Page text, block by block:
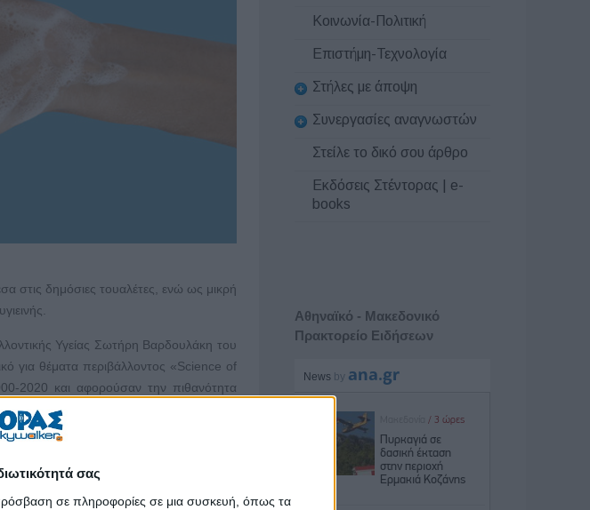
σας
σε πληροφορίες σε μια συσκευή, όπως τα
στις δημόσιες τουαλέτες, ενώ ως μικρή
Υγείας Σωτήρη Βαρδουλάκη του
για θέματα περιβάλλοντος «Science of
2020 και αφορούσαν την πιθανότητα
επιφανειών κ.ά.).
των παθογόνων μικροογργανισμών,
κανείς Covid-19 από μια δημόσια
καθαρίζεται καλά. Οι άνθρωποι
Κοινωνία-Πολιτική
Επιστήμη-Τεχνολογία
Στήλες με άποψη
Συνεργασίες αναγνωστών
Στείλε το δικό σου άρθρο
Εκδόσεις Στέντορας | e-
books
Αθηναϊκό - Μακεδονικό
Πρακτορείο Ειδήσεων